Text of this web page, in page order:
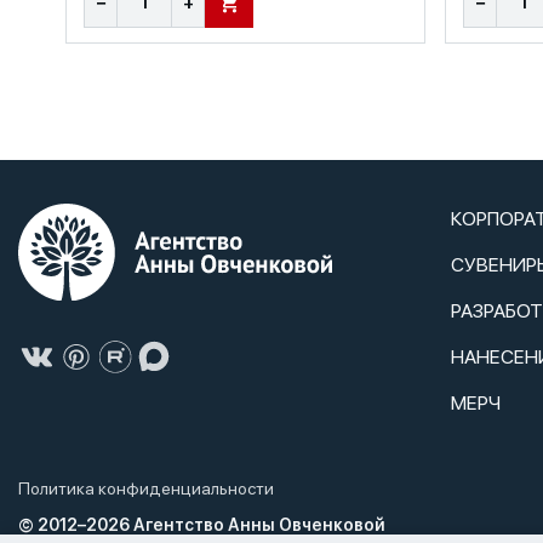
В КОРЗИНУ
МЕРЧ
Политика конфиденциальности
© 2012–2026 Агентство Анны Овченковой